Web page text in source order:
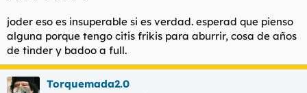
joder eso es insuperable si es verdad. esperad que pienso
alguna porque tengo citis frikis para aburrir, cosa de años
de tinder y badoo a full.
Torquemada2.0